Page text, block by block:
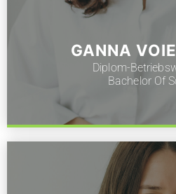
GANNA
Diplom-
Bachelor Of